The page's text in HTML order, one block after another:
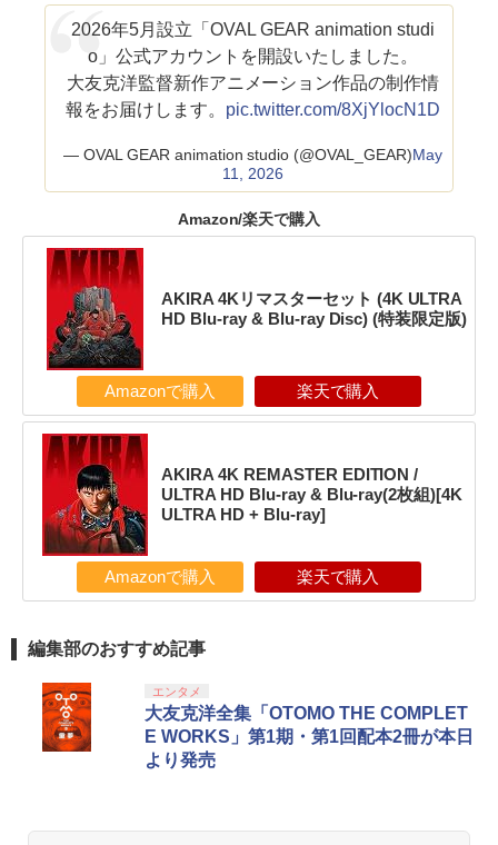
2026年5月設立「OVAL GEAR animation studi
o」公式アカウントを開設いたしました。
大友克洋監督新作アニメーション作品の制作情
報をお届けします。 pic.twitter.com/8XjYlocN1D
— OVAL GEAR animation studio (@OVAL_GEAR)May
11, 2026
Amazon/楽天で購入
AKIRA 4Kリマスターセット (4K ULTRA
HD Blu-ray & Blu-ray Disc) (特装限定版)
Amazonで購入 楽天で購入
AKIRA 4K REMASTER EDITION /
ULTRA HD Blu-ray & Blu-ray(2枚組)[4K
ULTRA HD + Blu-ray]
Amazonで購入 楽天で購入
編集部のおすすめ記事
エンタメ
大友克洋全集「OTOMO THE COMPLET
E WORKS」第1期・第1回配本2冊が本日
より発売